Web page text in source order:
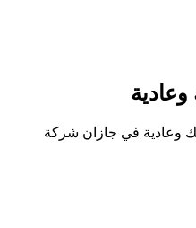
وعادية في جازان شركة